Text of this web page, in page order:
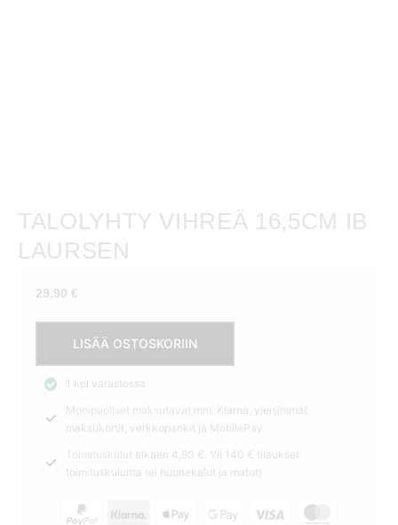
TALOLYHTY VIHREÄ 16,5CM IB
LAURSEN
29,90 €
Ib
Laursen
määrä
LISÄÄ OSTOSKORIIN
1 kpl varastossa
Monipuoliset maksutavat
mm. Klarna, yleisimmät
maksukortit, verkkopankit ja MobilePay
Toimituskulut alkaen 4,90 €. Yli 140 € tilaukset
toimituskuluitta (ei huonekalut ja matot)